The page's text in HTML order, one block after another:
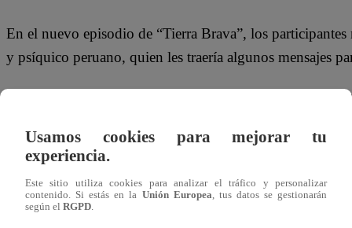
En el nuevo episodio de “Tierra Brava”, los
y psíquico peruano, quien les traería algunos mensajes
En su primera interacción con su connacional Shirley
Pero, la modelo peruana no habría quedado contenta
¿yo para qué quiero un ‘sugar’ si la de la plata soy yo?”.
Usamos cookies para mejorar tu
experiencia.
Este sitio utiliza cookies para analizar el tráfico y personalizar
contenido. Si estás en la Unión Europea, tus datos se gestionarán
según el RGPD.